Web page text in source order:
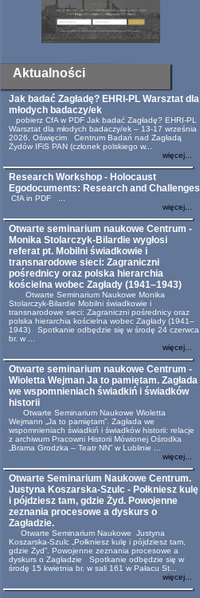
Aktualności
Jak badać Zagładę? EHRI-PL Warsztat dla
młodych badaczy/ek
pobierz CfA w PDF Jak badać Zagładę? EHRI-PL
Warsztat dla młodych badaczy/ek – 13-17 września
2026, Oświęcim Centrum Badań nad Zagładą
Żydów IFiS PAN (członek polskiego w...
więcej...
Research Workshop - Holocaust
Egodocuments: Research and Challenges
CfA in PDF ...
więcej...
Otwarte seminarium naukowe Centrum -
Monika Stolarczyk-Bilardie wygłosi
referat pt. Mobilni świadkowie i
transnarodowe sieci: Zagraniczni
pośrednicy oraz polska hierarchia
kościelna wobec Zagłady (1941–1943)
Otwarte Seminarium Naukowe Monika
Stolarczyk-Bilardie Mobilni świadkowie i
transnarodowe sieci: Zagraniczni pośrednicy oraz
polska hierarchia kościelna wobec Zagłady (1941–
1943) Spotkanie odbędzie się w środę 24 czerwca
br. w ...
więcej...
Otwarte seminarium naukowe Centrum -
Wioletta Wejman Ja to pamiętam. Zagłada
we wspomnieniach świadkiń i świadków
historii
Otwarte Seminarium Naukowe Wioletta
Wejmann „Ja to pamiętam”. Zagłada we
wspomnieniach świadkiń i świadków historii: relacje
z archiwum Pracowni Historii Mówionej Ośrodka
„Brama Grodzka – Teatr NN” w Lublinie ...
więcej...
Otwarte Seminarium Naukowe Centrum.
Justyna Koszarska-Szulc - Połkniesz kulę
i pójdziesz tam, gdzie Żyd. Powojenne
zeznania procesowe a dyskurs o
Zagładzie.
Otwarte Seminarium Naukowe Justyna
Koszarska-Szulc „Połkniesz kulę i pójdziesz tam,
gdzie Żyd”. Powojenne zeznania procesowe a
dyskurs o Zagładzie Spotkanie odbędzie się w
środę 15 kwietnia br. w sali 161 w Pałacu St...
więcej...